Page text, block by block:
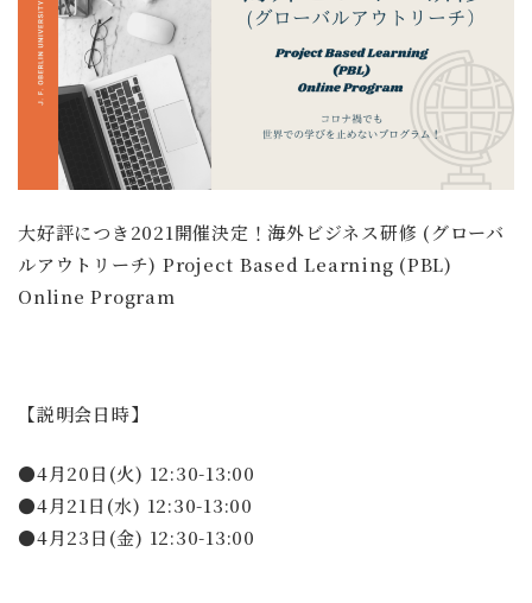
大好評につき2021開催決定！海外ビジネス研修 (グローバ
ルアウトリーチ) Project Based Learning (PBL)
Online Program
【説明会日時】
●4月20日(火) 12:30-13:00
●4月21日(水) 12:30-13:00
●4月23日(金) 12:30-13:00